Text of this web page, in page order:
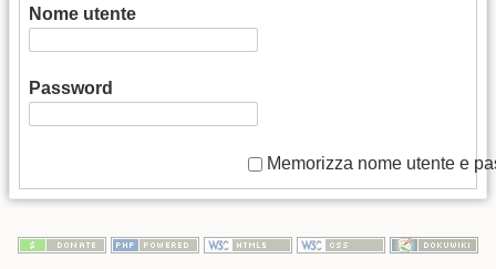
Nome utente
Password
Memorizza nome utente e